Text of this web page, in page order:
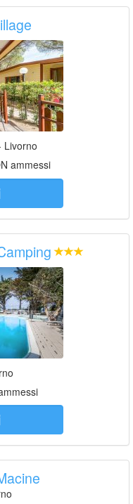
Livorno
ammessi